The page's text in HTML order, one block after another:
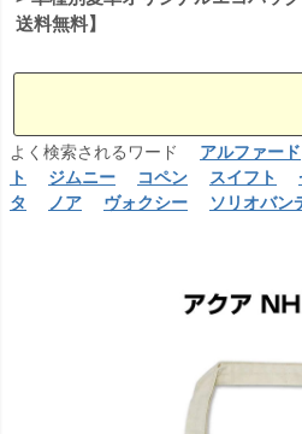
送料無料】
よく検索されるワード アルファード
ト
ジムニー コペン スイフト
タ
ノア ヴォクシー ソリオバン